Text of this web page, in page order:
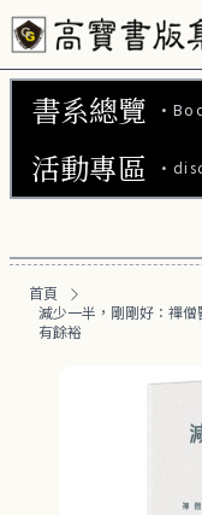
書系總覽
文學小說 (737)
商業財經 (101)
醫療保健 (54)
活動專區
【2本7折】高
【66折】高寶
首頁
減少一半，剛剛好：禪
有餘裕